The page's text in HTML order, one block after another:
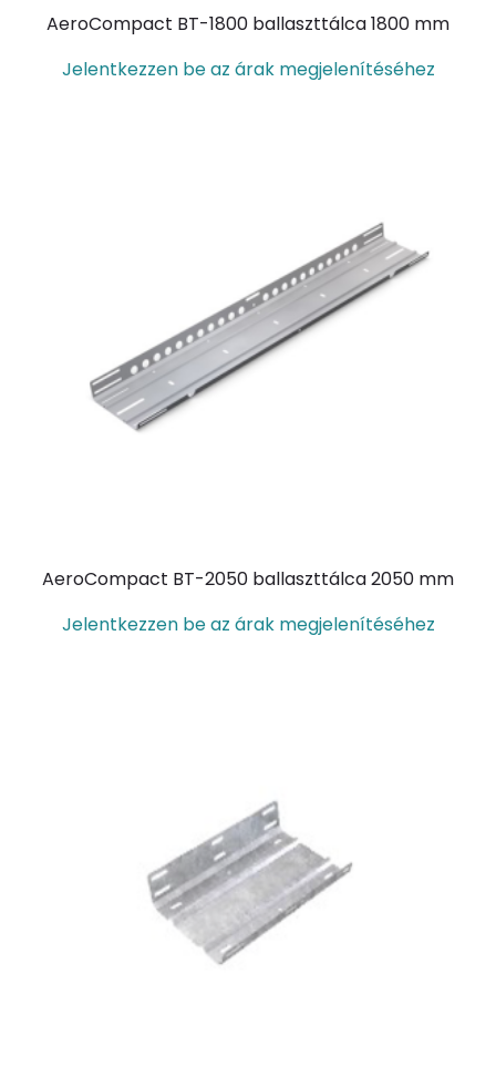
AeroCompact BT-1800 ballaszttálca 1800 mm
Jelentkezzen be az árak megjelenítéséhez
AeroCompact BT-2050 ballaszttálca 2050 mm
Jelentkezzen be az árak megjelenítéséhez